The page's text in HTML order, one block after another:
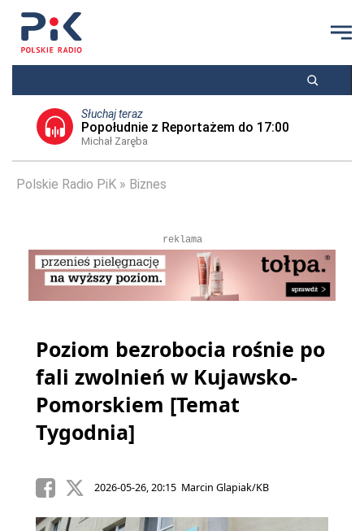
Słuchaj teraz
Popołudnie z Reportażem do 17:00
Michał Zaręba
Polskie Radio PiK Biznes
reklama
Poziom bezrobocia rośnie po
fali zwolnień w Kujawsko-
Pomorskiem [Temat
Tygodnia]
2026-05-26, 20:15 Marcin Glapiak/KB